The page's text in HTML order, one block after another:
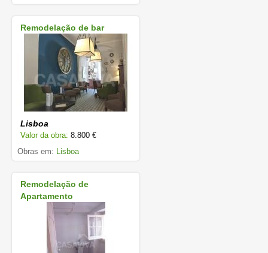
Remodelação de bar
Lisboa
Valor da obra: 8.800 €
Obras em: Lisboa
Remodelação de
Apartamento